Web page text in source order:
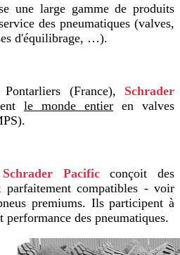
une large gamme de produits
des pneumatiques (valves,
d'équilibrage, …).
(France), Schrader
le monde entier en valves
Schrader Pacificconçoit des
compatibles - voir
premiums. Ils participent à
des pneumatiques.